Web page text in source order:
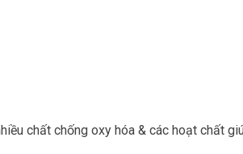
chất chống oxy hóa & các hoạt chất